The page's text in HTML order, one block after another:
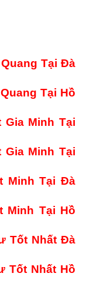
Tại Đà
Tại Hồ
Gia Minh Tại
Gia Minh Tại
Minh Tại Đà
Minh Tại Hồ
Tốt Nhất Đà
Tốt Nhất Hồ